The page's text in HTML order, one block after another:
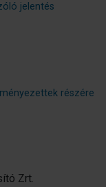
jelentés
részére
Zrt.